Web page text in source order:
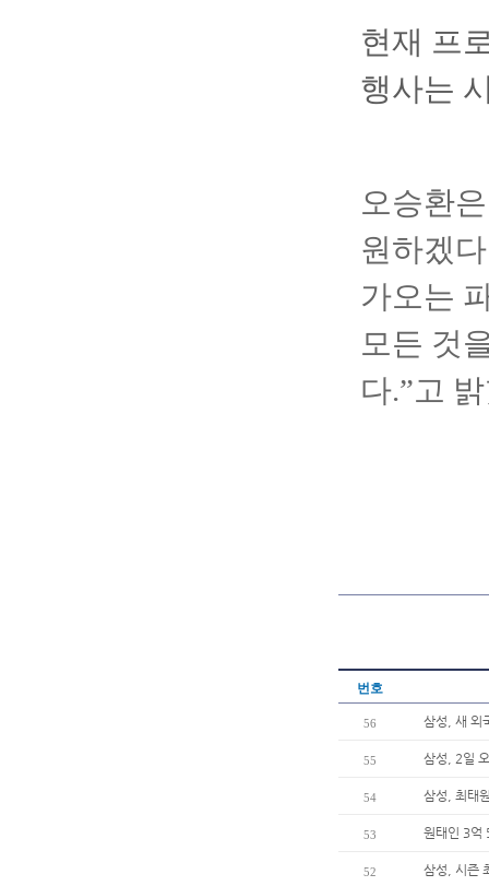
현재 프
행사는
오승환
원하겠
가오는
모든 것
다.”고
번호
56 삼성, 새 외
55 삼성, 2일
54 삼성, 최태
53 원태인 3억
52 삼성, 시즌